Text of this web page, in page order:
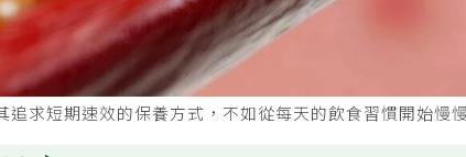
追求短期速效的保養方式，不如從每天的飲食習慣開始慢